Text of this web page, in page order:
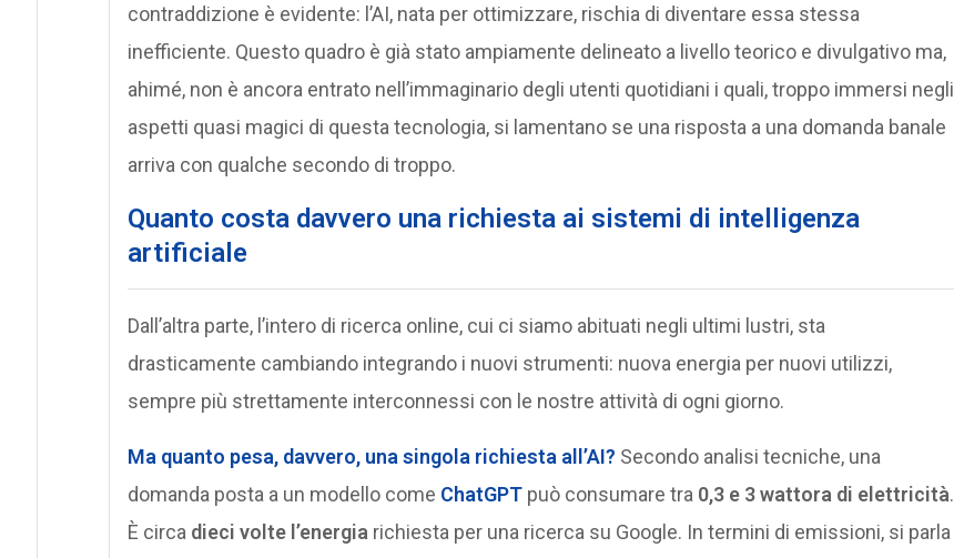
contraddizione è evidente: l’AI, nata per ottimizzare, rischia di diventare essa stessa
inefficiente. Questo quadro è già stato ampiamente delineato a livello teorico e divulgativo ma,
ahimé, non è ancora entrato nell’immaginario degli utenti quotidiani i quali, troppo immersi negli
aspetti quasi magici di questa tecnologia, si lamentano se una risposta a una domanda banale
arriva con qualche secondo di troppo.
Quanto costa davvero una richiesta ai sistemi di intelligenza
artificiale
Dall’altra parte, l’intero di ricerca online, cui ci siamo abituati negli ultimi lustri, sta
drasticamente cambiando integrando i nuovi strumenti: nuova energia per nuovi utilizzi,
sempre più strettamente interconnessi con le nostre attività di ogni giorno.
Ma quanto pesa, davvero, una singola richiesta all’AI? Secondo analisi tecniche, una
domanda posta a un modello come ChatGPTpuò consumare tra 0,3 e 3 wattora di elettricità.
È circa dieci volte l’energia richiesta per una ricerca su Google. In termini di emissioni, si parla